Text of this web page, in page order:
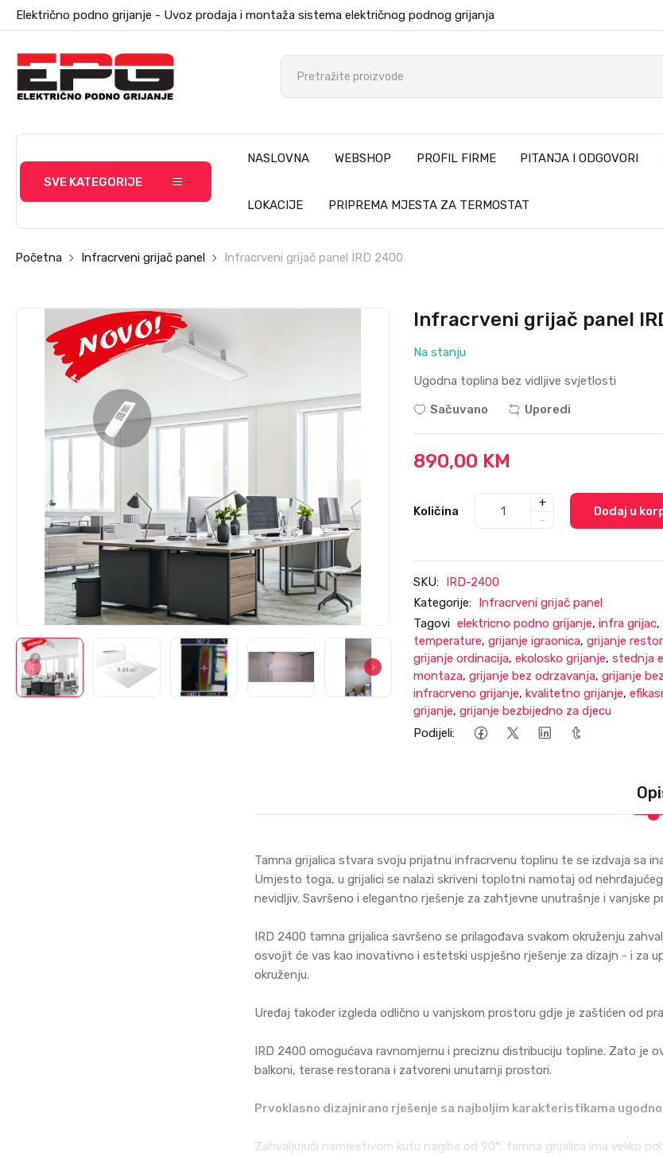
Električno podno grijanje - Uvoz prodaja i montaža sistema električnog podnog grijanja
SVE KATEGORIJE
NASLOVNA WEBSHOP PROFIL FIRME PITANJA I ODGOVORI
LOKACIJE PRIPREMA MJESTA ZA TERMOSTAT
Početna Infracrveni grijač panel Infracrveni grijač panel IRD 2400
Infracrveni grijač panel
Na stanju
Ugodna toplina bez vidljive svjetlosti
Sačuvano
Uporedi
890,00 KM
Količina
+
-
Dodaj u
SKU: IRD-2400
Kategorije: Infracrveni grijač panel
Tagovi elektricno podno grijanje,infra grijac,
temperature,grijanje igraonica,grijanje
grijanje ordinacija,ekolosko grijanje,stednja
montaza,grijanje bez odrzavanja,grijanje
infracrveno grijanje,kvalitetno grijanje,
grijanje,grijanje bezbijedno za djecu
Podijeli:
Tamna grijalica stvara svoju prijatnu infracrvenu toplinu te se izdvaja sa
Umjesto toga, u grijalici se nalazi skriveni toplotni namotaj od
nevidljiv. Savršeno i elegantno rješenje za zahtjevne unutrašnje i vanjske
IRD 2400 tamna grijalica savršeno se prilagođava svakom okruženju
osvojit će vas kao inovativno i estetski uspješno rješenje za dizajn - i za
okruženju.
Uređaj također izgleda odlično u vanjskom prostoru gdje je zaštićen od
IRD 2400 omogućava ravnomjernu i preciznu distribuciju topline. Zato je
balkoni, terase restorana i zatvoreni unutarnji prostori.
Prvoklasno dizajnirano rješenje sa najboljim karakteristikama
Zahvaljujući namjestivom kutu nagiba od 90°, tamna grijalica ima veliko